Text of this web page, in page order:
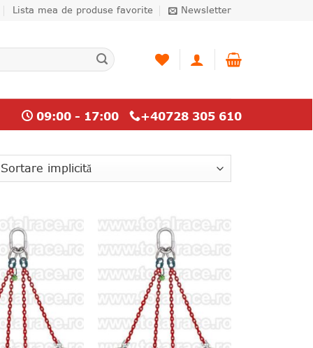
Lista mea de produse favorite Newsletter
09:00 - 17:00 +40728 305 610
de
produse
favorite
de
produse
favorite